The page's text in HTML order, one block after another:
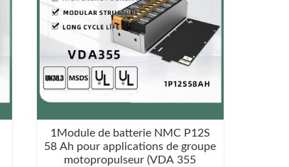
1Module de batterie NMC P12S
58 Ah pour applications de groupe
motopropulseur (VDA 355